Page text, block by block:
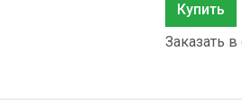
Купить
Заказать